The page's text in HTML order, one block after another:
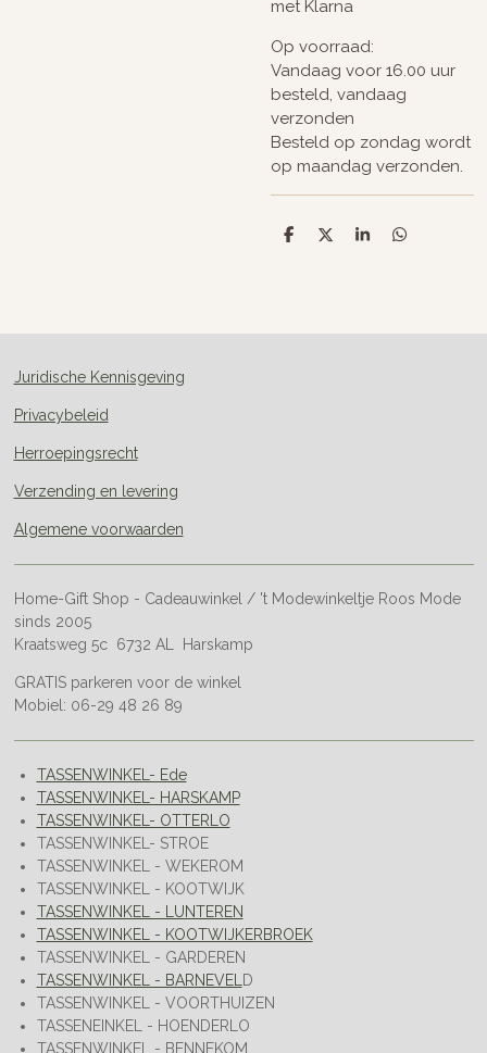
met Klarna
Op voorraad:
Vandaag voor 16.00 uur
besteld, vandaag
verzonden
Besteld op zondag wordt
op maandag verzonden.
D
D
S
D
Juridische Kennisgeving
Privacybeleid
Herroepingsrecht
Verzending en levering
Algemene voorwaarden
Home-Gift Shop - Cadeauwinkel / 't Modewinkeltje Roos Mode
sinds 2005
Kraatsweg 5c 6732 AL Harskamp
GRATIS parkeren voor de winkel
Mobiel: 06-29 48 26 89
TASSENWINKEL- Ede
TASSENWINKEL- HARSKAMP
TASSENWINKEL- OTTERLO
TASSENWINKEL- STROE
TASSENWINKEL - WEKEROM
TASSENWINKEL - KOOTWIJK
TASSENWINKEL - LUNTEREN
TASSENWINKEL - KOOTWIJKERBROEK
TASSENWINKEL - GARDEREN
TASSENWINKEL - BARNEVEL
D
TASSENWINKEL - VOORTHUIZEN
TASSENEINKEL - HOENDERLO
TASSENWINKEL - BENNEKOM